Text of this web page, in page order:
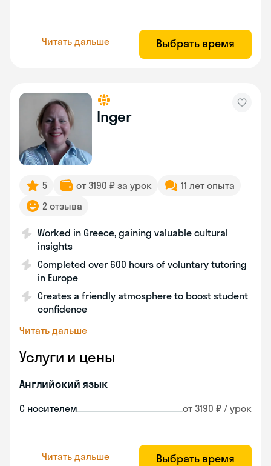
Читать дальше Выбрать время
Inger
5 от 3190 ₽ за урок
11 лет опыта
2 отзыва
Worked in Greece, gaining valuable cultural
insights
Completed over 600 hours of voluntary tutoring
in Europe
Creates a friendly atmosphere to boost student
confidence
Читать дальше
Услуги и цены
Английский язык
С носителем от 3190 ₽ / урок
Читать дальше Выбрать время